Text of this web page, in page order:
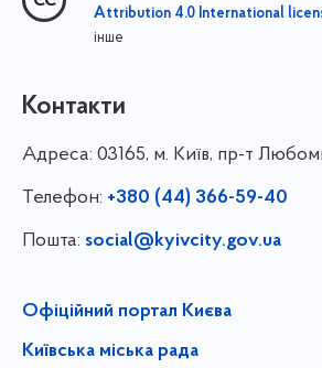
Attribution 4.0 International
інше
Контакти
Адреса: 03165, м. Київ, пр-т
Телефон: +380 (44) 366-59-40
Пошта: social@kyivcity.gov.ua
Офіційний портал Києва
Київська міська рада